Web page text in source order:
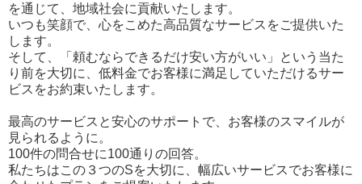
を通じて、地域社会に貢献いたします。
いつも笑顔で、心をこめた高品質なサービスをご提供いた
します。
そして、「頼むならできるだけ安い方がいい」という当た
り前を大切に、低料金でお客様に満足していただけるサー
ビスをお約束いたします。
最高のサービスと安心のサポートで、お客様のスマイルが
見られるように。
100件の問合せに100通りの回答。
私たちはこの３つのSを大切に、幅広いサービスでお客様に